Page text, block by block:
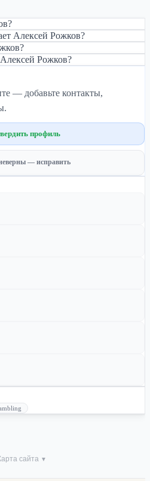
Алексей Рожков?
Рожков?
— добавьте контакты,
профиль
— исправить
сайта ▼